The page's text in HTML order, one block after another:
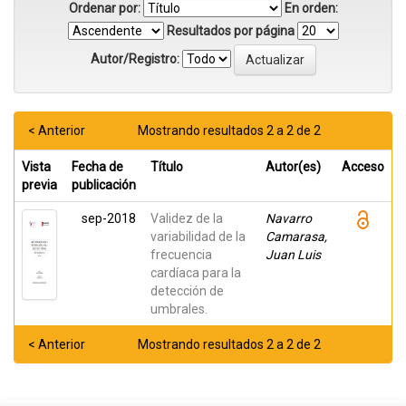
Ordenar por:
En orden:
Resultados por página
Autor/Registro:
Mostrando resultados 2 a 2 de 2
< Anterior
Vista
previa
Fecha de
publicación
Título Autor(es) Acceso
sep-2018
Validez de la
variabilidad de la
frecuencia
cardíaca para la
detección de
umbrales.
Navarro
Camarasa,
Juan Luis
Mostrando resultados 2 a 2 de 2
< Anterior